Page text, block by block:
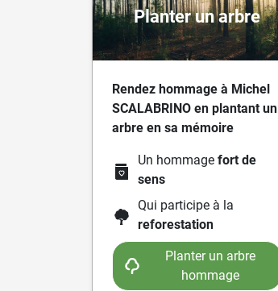
Planter un arbre
Rendez hommage à Michel
SCALABRINO en plantant un
arbre en sa mémoire
Un hommage fort de
sens
Qui participe à la
reforestation
Planter un arbre
hommage